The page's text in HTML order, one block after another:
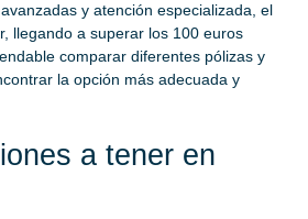
y atención especializada, el
llegando a superar los 100 euros
comparar diferentes pólizas y
la opción más adecuada y
a tener en